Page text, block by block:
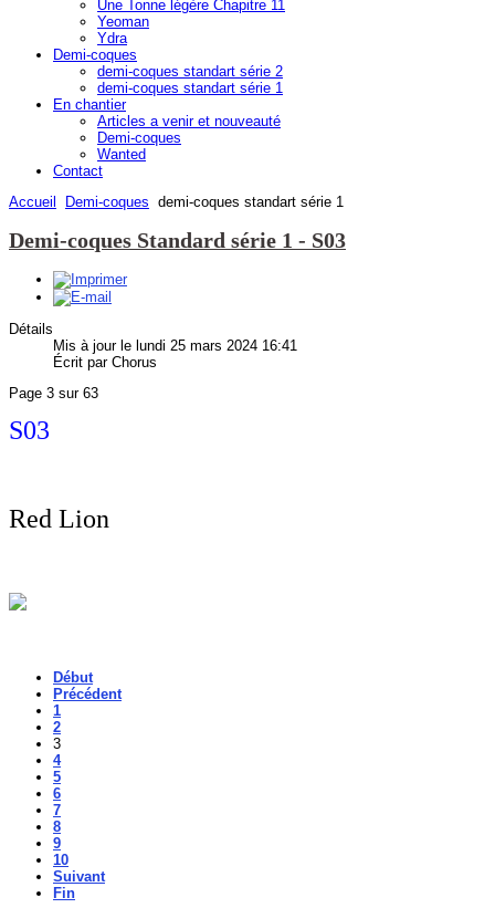
Une Tonne légère Chapitre 11
Yeoman
Ydra
Demi-coques
demi-coques standart série 2
demi-coques standart série 1
En chantier
Articles a venir et nouveauté
Demi-coques
Wanted
Contact
Accueil
Demi-coques demi-coques standart série 1
Demi-coques Standard série 1 - S03
Détails
Mis à jour le lundi 25 mars 2024 16:41
Écrit par Chorus
Page 3 sur 63
S03
Red Lion
Début
Précédent
1
2
3
4
5
6
7
8
9
10
Suivant
Fin